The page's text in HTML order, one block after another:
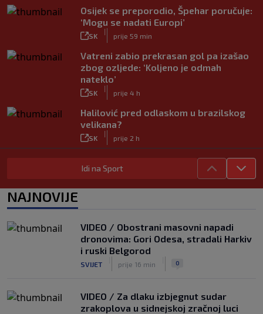
Osijek se preporodio, Špehar poručuje:
‘Mogu se nadati Europi’
SK
|
prije 59 min
Vatreni zabio prekrasan gol pa izašao
zbog ozljede: ‘Koljeno je odmah
nateklo’
SK
|
prije 4 h
Halilović pred odlaskom u brazilskog
velikana?
SK
|
prije 2 h
Carević nakon drugog poraza: ‘Ne
mogu biti ljutit, ovo nam mora biti
|
zadovoljni, tražimo stopera
SK prije 3 h
Zekić sasuo kritike nakon remija: ‘O
problemima možemo pričati tri dana’
Idi na Sport
NAJNOVIJE
VIDEO / Obostrani masovni napadi
dronovima: Gori Odesa, stradali Harkiv
i ruski Belgorod
SVIJET prije 16 min 0
VIDEO / Za dlaku izbjegnut sudar
zrakoplova u sidnejskoj zračnoj luci